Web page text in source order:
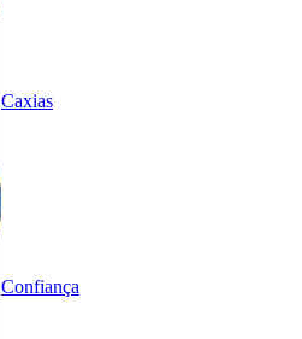
Caxias
Confiança